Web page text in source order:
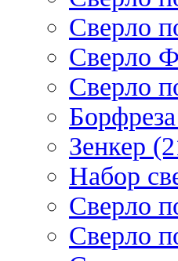
Сверло
Сверло
Сверло
Зенкер
Набор
Сверло
Сверло